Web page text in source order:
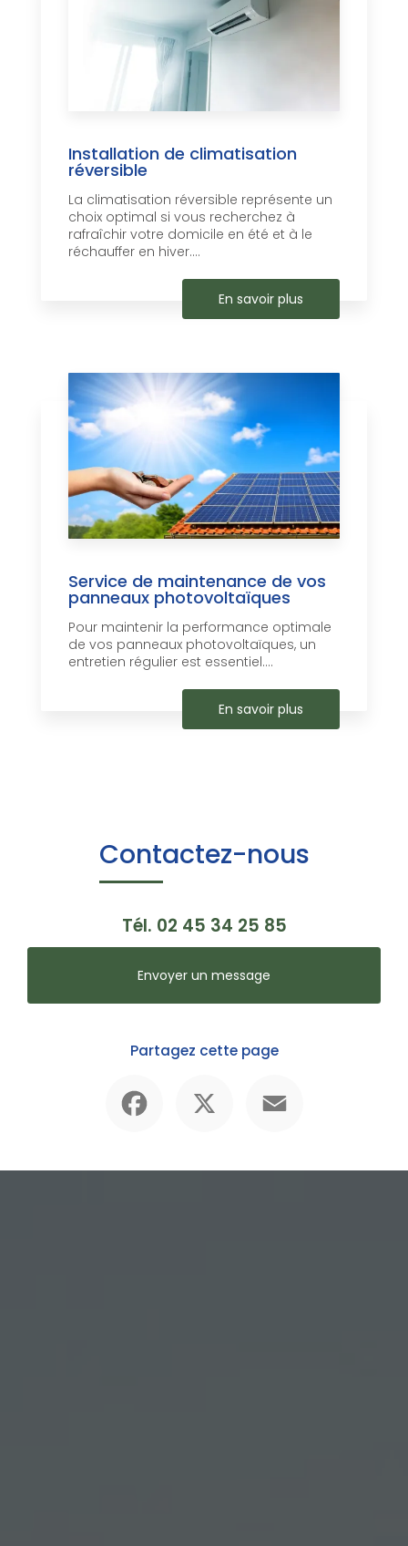
Installation de climatisation
réversible
La climatisation réversible représente un
choix optimal si vous recherchez à
rafraîchir votre domicile en été et à le
réchauffer en hiver....
En savoir plus
Service de maintenance de vos
panneaux photovoltaïques
Pour maintenir la performance optimale
de vos panneaux photovoltaïques, un
entretien régulier est essentiel....
En savoir plus
Contactez-nous
Tél. 02 45 34 25 85
Envoyer un message
Partagez cette page